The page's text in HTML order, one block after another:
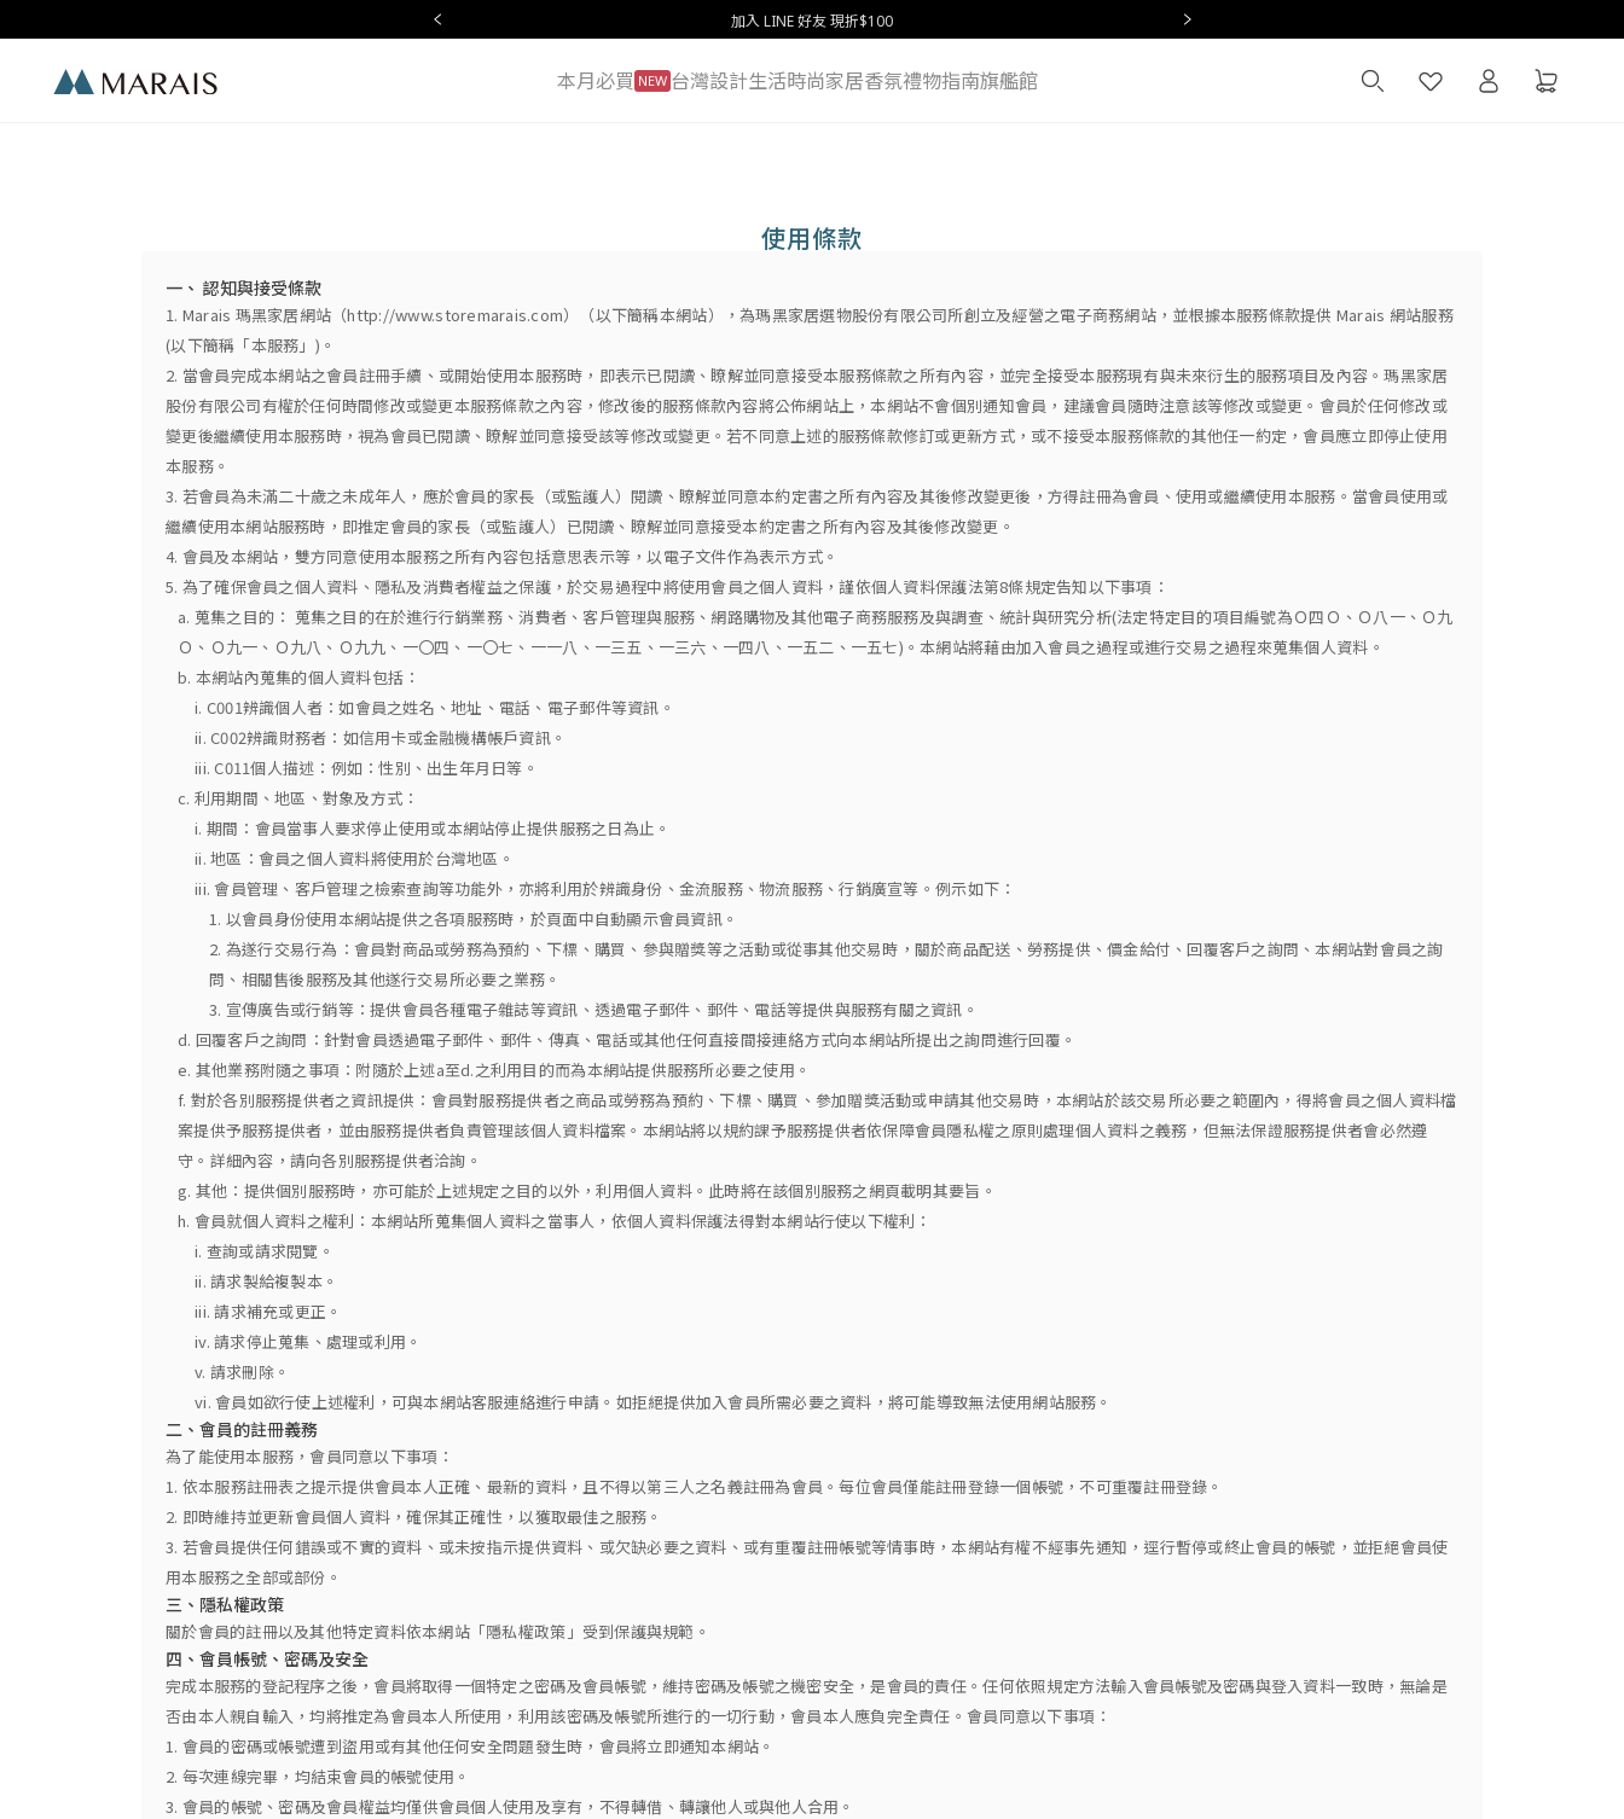
加入 LINE 好友 現折$100
Marais 本月必買 NEW 台灣設計生活時尚家居香氛禮物指南旗艦館
使用條款
一、 認知與接受條款
1. Marais 瑪黑家居網站（http://www.storemarais.com）（以下簡稱本網站），為瑪黑家居選物股份有限公司所創立及經營之電子商務網站，並根據本服務條款提供 Marais 網站服務
(以下簡稱「本服務」)。
2. 當會員完成本網站之會員註冊手續、或開始使用本服務時，即表示已閱讀、瞭解並同意接受本服務條款之所有內容，並完全接受本服務現有與未來衍生的服務項目及內容。瑪黑家居
股份有限公司有權於任何時間修改或變更本服務條款之內容，修改後的服務條款內容將公佈網站上，本網站不會個別通知會員，建議會員隨時注意該等修改或變更。會員於任何修改或
變更後繼續使用本服務時，視為會員已閱讀、瞭解並同意接受該等修改或變更。若不同意上述的服務條款修訂或更新方式，或不接受本服務條款的其他任一約定，會員應立即停止使用
本服務。
3. 若會員為未滿二十歲之未成年人，應於會員的家長（或監護人）閱讀、瞭解並同意本約定書之所有內容及其後修改變更後，方得註冊為會員、使用或繼續使用本服務。當會員使用或
繼續使用本網站服務時，即推定會員的家長（或監護人）已閱讀、瞭解並同意接受本約定書之所有內容及其後修改變更。
4. 會員及本網站，雙方同意使用本服務之所有內容包括意思表示等，以電子文件作為表示方式。
5. 為了確保會員之個人資料、隱私及消費者權益之保護，於交易過程中將使用會員之個人資料，謹依個人資料保護法第8條規定告知以下事項：
a. 蒐集之目的： 蒐集之目的在於進行行銷業務、消費者、客戶管理與服務、網路購物及其他電子商務服務及與調查、統計與研究分析(法定特定目的項目編號為Ｏ四Ｏ、Ｏ八一、Ｏ九
Ｏ、Ｏ九一、Ｏ九八、Ｏ九九、一〇四、一〇七、一一八、一三五、一三六、一四八、一五二、一五七)。本網站將藉由加入會員之過程或進行交易之過程來蒐集個人資料。
b. 本網站內蒐集的個人資料包括：
i. C001辨識個人者：如會員之姓名、地址、電話、電子郵件等資訊。
ii. C002辨識財務者：如信用卡或金融機構帳戶資訊。
iii. C011個人描述：例如：性別、出生年月日等。
c. 利用期間、地區、對象及方式：
i. 期間：會員當事人要求停止使用或本網站停止提供服務之日為止。
ii. 地區：會員之個人資料將使用於台灣地區。
iii. 會員管理、客戶管理之檢索查詢等功能外，亦將利用於辨識身份、金流服務、物流服務、行銷廣宣等。例示如下：
1. 以會員身份使用本網站提供之各項服務時，於頁面中自動顯示會員資訊。
2. 為遂行交易行為：會員對商品或勞務為預約、下標、購買、參與贈獎等之活動或從事其他交易時，關於商品配送、勞務提供、價金給付、回覆客戶之詢問、本網站對會員之詢
問、相關售後服務及其他遂行交易所必要之業務。
3. 宣傳廣告或行銷等：提供會員各種電子雜誌等資訊、透過電子郵件、郵件、電話等提供與服務有關之資訊。
d. 回覆客戶之詢問：針對會員透過電子郵件、郵件、傳真、電話或其他任何直接間接連絡方式向本網站所提出之詢問進行回覆。
e. 其他業務附隨之事項：附隨於上述a至d.之利用目的而為本網站提供服務所必要之使用。
f. 對於各別服務提供者之資訊提供：會員對服務提供者之商品或勞務為預約、下標、購買、參加贈獎活動或申請其他交易時，本網站於該交易所必要之範圍內，得將會員之個人資料檔
案提供予服務提供者，並由服務提供者負責管理該個人資料檔案。本網站將以規約課予服務提供者依保障會員隱私權之原則處理個人資料之義務，但無法保證服務提供者會必然遵
守。詳細內容，請向各別服務提供者洽詢。
g. 其他：提供個別服務時，亦可能於上述規定之目的以外，利用個人資料。此時將在該個別服務之網頁載明其要旨。
h. 會員就個人資料之權利：本網站所蒐集個人資料之當事人，依個人資料保護法得對本網站行使以下權利：
i. 查詢或請求閱覽。
ii. 請求製給複製本。
iii. 請求補充或更正。
iv. 請求停止蒐集、處理或利用。
v. 請求刪除。
vi. 會員如欲行使上述權利，可與本網站客服連絡進行申請。如拒絕提供加入會員所需必要之資料，將可能導致無法使用網站服務。
二、會員的註冊義務
為了能使用本服務，會員同意以下事項：
1. 依本服務註冊表之提示提供會員本人正確、最新的資料，且不得以第三人之名義註冊為會員。每位會員僅能註冊登錄一個帳號，不可重覆註冊登錄。
2. 即時維持並更新會員個人資料，確保其正確性，以獲取最佳之服務。
3. 若會員提供任何錯誤或不實的資料、或未按指示提供資料、或欠缺必要之資料、或有重覆註冊帳號等情事時，本網站有權不經事先通知，逕行暫停或終止會員的帳號，並拒絕會員使
用本服務之全部或部份。
三、隱私權政策
關於會員的註冊以及其他特定資料依本網站「隱私權政策」受到保護與規範。
四、會員帳號、密碼及安全
完成本服務的登記程序之後，會員將取得一個特定之密碼及會員帳號，維持密碼及帳號之機密安全，是會員的責任。任何依照規定方法輸入會員帳號及密碼與登入資料一致時，無論是
否由本人親自輸入，均將推定為會員本人所使用，利用該密碼及帳號所進行的一切行動，會員本人應負完全責任。會員同意以下事項：
1. 會員的密碼或帳號遭到盜用或有其他任何安全問題發生時，會員將立即通知本網站。
2. 每次連線完畢，均結束會員的帳號使用。
3. 會員的帳號、密碼及會員權益均僅供會員個人使用及享有，不得轉借、轉讓他人或與他人合用。